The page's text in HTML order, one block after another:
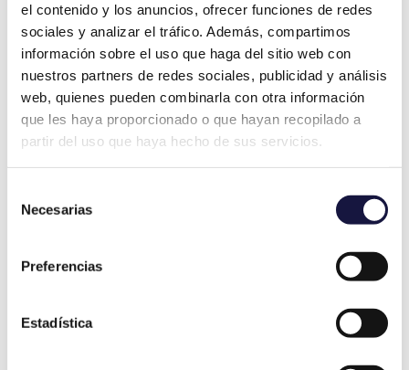
el contenido y los anuncios, ofrecer funciones de redes
sociales y analizar el tráfico. Además, compartimos
información sobre el uso que haga del sitio web con
nuestros partners de redes sociales, publicidad y análisis
web, quienes pueden combinarla con otra información
que les haya proporcionado o que hayan recopilado a
partir del uso que haya hecho de sus servicios.
Necesarias
Preferencias
Estadística
Listado de fabricantes y
más de veinte marcas participaron en